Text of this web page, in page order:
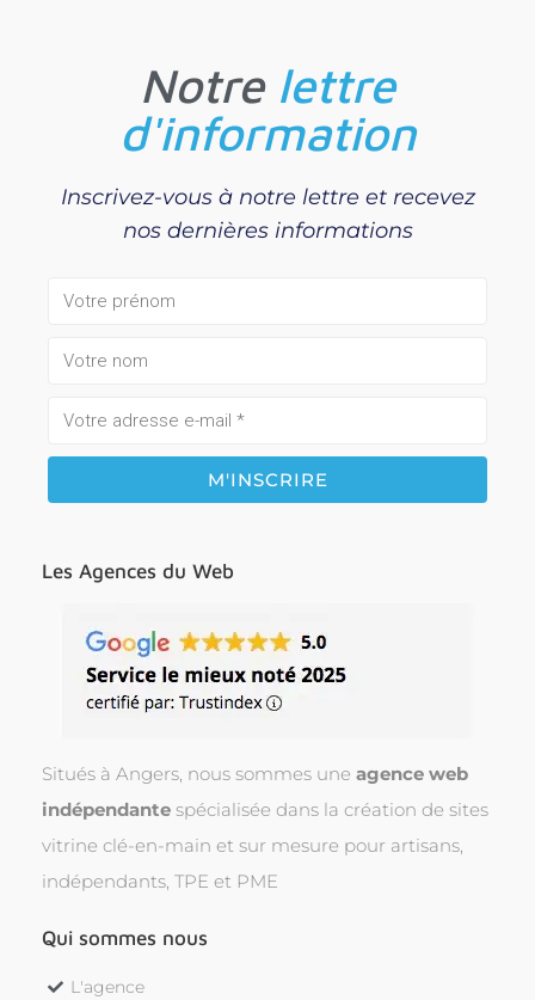
Notrelettre
d'information
Inscrivez-vous à notre lettre et recevez
nos dernières informations
Les Agences du Web
Situés à Angers, nous sommes une agence web
indépendante spécialisée dans la création de sites
vitrine clé-en-main et sur mesure pour artisans,
indépendants, TPE et PME
Qui sommes nous
L'agence